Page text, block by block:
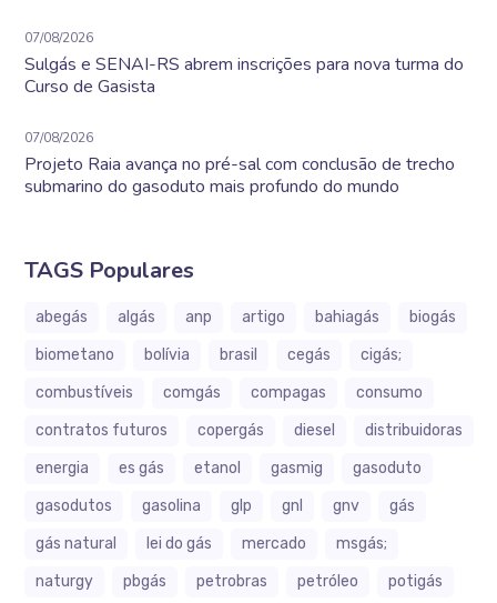
07/08/2026
Sulgás e SENAI-RS abrem inscrições para nova turma do
Curso de Gasista
07/08/2026
Projeto Raia avança no pré-sal com conclusão de trecho
submarino do gasoduto mais profundo do mundo
TAGS Populares
abegás algás anp artigo bahiagás
biogás
biometano
bolívia brasil cegás
cigás;
combustíveis
comgás compagas
consumo
contratos futuros
copergás diesel
distribuidoras
energia
es gás etanol gasmig
gasoduto
gasodutos
gasolina glp gnl gnv
gás
gás natural
lei do gás mercado
msgás;
naturgy
pbgás petrobras petróleo
potigás